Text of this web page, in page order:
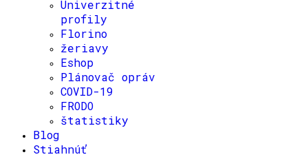
Univerzitné
profily
Florino
žeriavy
Eshop
Plánovač opráv
COVID-19
FRODO
štatistiky
Blog
Stiahnúť